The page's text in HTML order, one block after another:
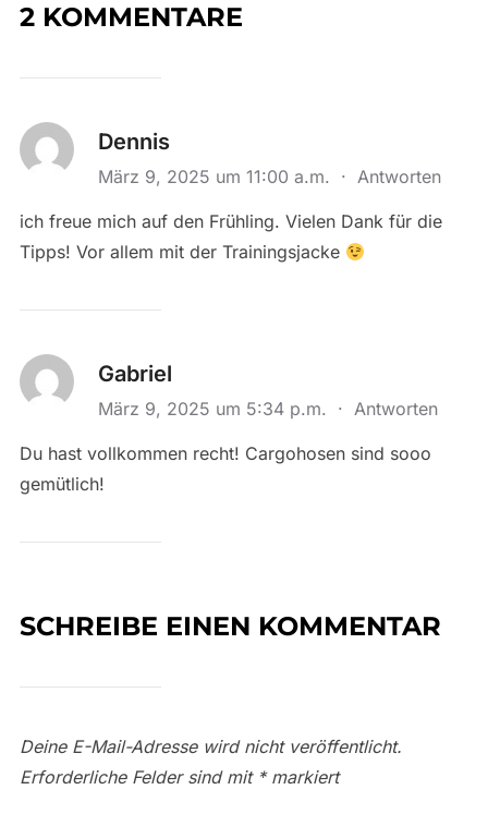
2 KOMMENTARE
Dennis
März 9, 2025 um 11:00 a.m. · Antworten
ich freue mich auf den Frühling. Vielen Dank für die
Tipps! Vor allem mit der Trainingsjacke
Gabriel
März 9, 2025 um 5:34 p.m. · Antworten
Du hast vollkommen recht! Cargohosen sind sooo
gemütlich!
SCHREIBE EINEN KOMMENTAR
Deine E-Mail-Adresse wird nicht veröffentlicht.
Erforderliche Felder sind mit *markiert